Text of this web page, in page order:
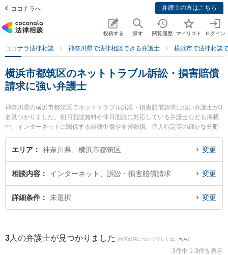
ココナラへ 弁護士の方はこちら
投稿する 探す 閲覧履歴 マイリスト ログイン
ココナラ法律相談 神奈川県で法律相談できる弁護士 横浜市で法律相談
横浜市都筑区のネットトラブル訴訟・損害賠償
請求に強い弁護士
神奈川県の横浜市都筑区でネットトラブル訴訟・損害賠償請求に強い弁護士が3
名見つかりました。初回面談無料や休日面談に対応している弁護士なども掲載
中。インターネットに関係する誹謗中傷や名誉毀損、個人特定等の細かな分野
での絞り込み検索もでき便利です。特に神奈川港北法律事務所の黒田 清彰弁護
士や港北つばき法律事務所の椿 良和弁護士、都筑港北ニュータウン法律事務所
請求のトラブルを今すぐに弁護士に相談したい』『ネットトラブル訴訟・損害
賠償請求のトラブル解決の実績豊富な近くの弁護士を検索したい』『初回相談
無料でネットトラブル訴訟・損害賠償請求を法律相談できる横浜市都筑区内の
エリア 神奈川県、横浜市都筑区 変更
相談内容 インターネット、訴訟・損害賠償請求 変更
詳細条件 未選択 変更
3 人の弁護士が見つかりました (検索結果について詳しくは こちら)
3件中 1-3件を表示